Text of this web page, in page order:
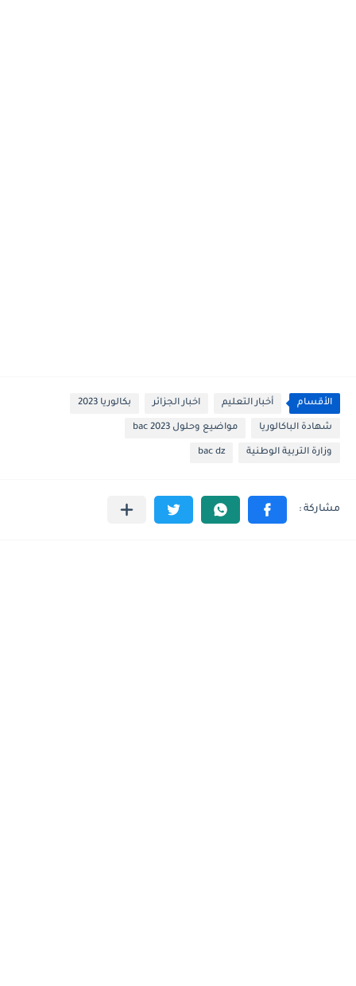
الأقسام أخبار التعليم اخبار الجزائر بكالوريا 2023
شهادة الباكالوريا مواضيع وحلول 2023 bac
وزارة التربية الوطنية bac dz